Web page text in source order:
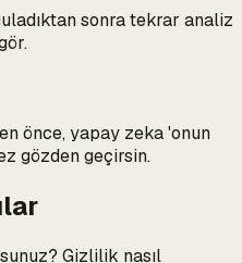
sonra tekrar analiz
önce, yapay zeka 'onun
gözden geçirsin.
Gizlilik nasıl